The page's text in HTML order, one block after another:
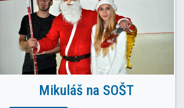
Mikuláš na SOŠT